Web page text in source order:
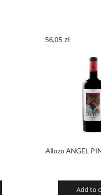
Allozo ANGEL
56,05 zł
Add to